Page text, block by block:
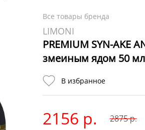
Все товары бренда
LIMONI
PREMIUM SYN-AKE
змеиным ядом 50 мл
В избранное
2156 р. 2875р.